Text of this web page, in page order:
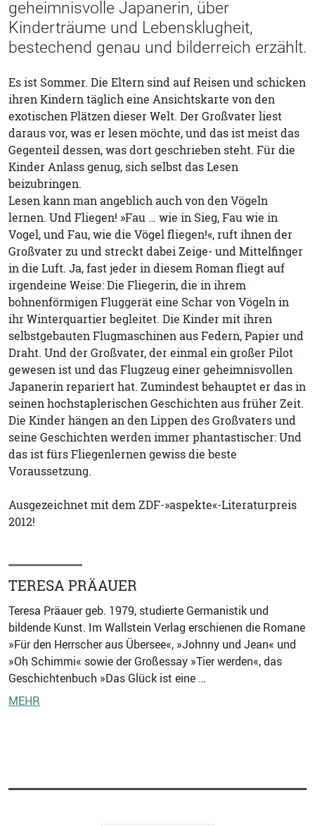
geheimnisvolle Japanerin, über
Kinderträume und Lebensklugheit,
bestechend genau und bilderreich erzählt.
Es ist Sommer. Die Eltern sind auf Reisen und schicken
ihren Kindern täglich eine Ansichtskarte von den
exotischen Plätzen dieser Welt. Der Großvater liest
daraus vor, was er lesen möchte, und das ist meist das
Gegenteil dessen, was dort geschrieben steht. Für die
Kinder Anlass genug, sich selbst das Lesen
beizubringen.
Lesen kann man angeblich auch von den Vögeln
lernen. Und Fliegen! »Fau … wie in Sieg, Fau wie in
Vogel, und Fau, wie die Vögel fliegen!«, ruft ihnen der
Großvater zu und streckt dabei Zeige- und Mittelfinger
in die Luft. Ja, fast jeder in diesem Roman fliegt auf
irgendeine Weise: Die Fliegerin, die in ihrem
bohnenförmigen Fluggerät eine Schar von Vögeln in
ihr Winterquartier begleitet. Die Kinder mit ihren
selbstgebauten Flugmaschinen aus Federn, Papier und
Draht. Und der Großvater, der einmal ein großer Pilot
gewesen ist und das Flugzeug einer geheimnisvollen
Japanerin repariert hat. Zumindest behauptet er das in
seinen hochstaplerischen Geschichten aus früher Zeit.
Die Kinder hängen an den Lippen des Großvaters und
seine Geschichten werden immer phantastischer: Und
das ist fürs Fliegenlernen gewiss die beste
Voraussetzung.
Ausgezeichnet mit dem ZDF-»aspekte«-Literaturpreis
2012!
TERESA PRÄAUER
Teresa Präauer geb. 1979, studierte Germanistik und
bildende Kunst. Im Wallstein Verlag erschienen die Romane
»Für den Herrscher aus Übersee«, »Johnny und Jean« und
»Oh Schimmi« sowie der Großessay »Tier werden«, das
Geschichtenbuch »Das Glück ist eine …
MEHR